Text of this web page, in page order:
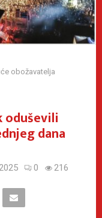
obožavatelja
oduševili
dana
0 216